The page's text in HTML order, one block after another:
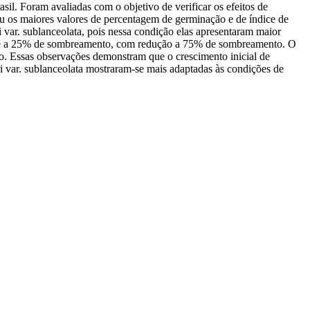
Foram avaliadas com o objetivo de verificar os efeitos de
maiores valores de percentagem de germinação e de índice de
sublanceolata, pois nessa condição elas apresentaram maior
25% de sombreamento, com redução a 75% de sombreamento. O
Essas observações demonstram que o crescimento inicial de
sublanceolata mostraram-se mais adaptadas às condições de